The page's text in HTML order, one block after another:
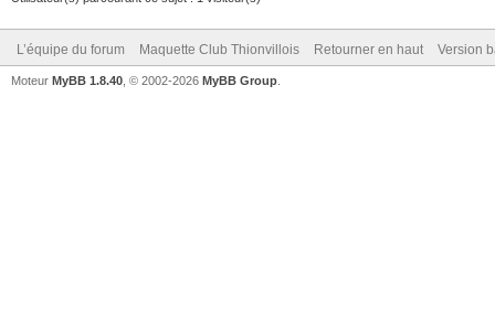
L’équipe du forum Maquette Club Thionvillois Retourner en haut Version
Moteur MyBB 1.8.40 , © 2002-2026 MyBB Group